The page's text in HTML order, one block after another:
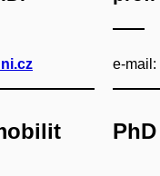
e‑mail: